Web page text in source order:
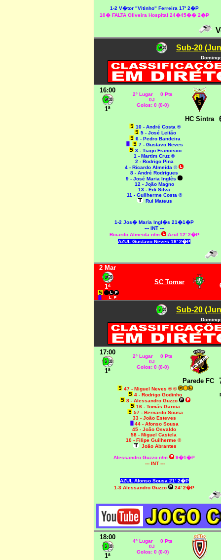
1-2 V�tor "Vitinho" Ferreira 17' 2�P
10� FALTA Oliveira Hospital 24�45�� 2�P
Sub-20
16:00
1ª
2º Lugar 0 Pts
0J
Golos: 0 (0-0)
HC Sintra
10 - André Costa ®
5 - José Leitão
6 - Pedro Bandeira
7 - Gustavo Neves
3 - Tiago Francisco
1 - Martim Cruz ®
2 - Rodrigo Pina
4 - Ricardo Almeida ©
8 - André Rodrigues
9 - José Maria Inglês
12 - João Magno
13 - Édi Silva
11 - Guilherme Costa ®
Rui Mateus
1-2 Jos� Maria Ingl�s 21�1�P
--- INT ---
Ricardo Almeida n/m
Azul 12' 2�P
AZUL Gustavo Neves 18' 2�P
2 Mar
1ª
SC Tomar
Sub-20
17:00
1ª
2º Lugar 0 Pts
0J
Golos: 0 (0-0)
Parede FC
47- Miguel Neves ® ©
4 - Rodrigo Godinho
8 - Alessandro Guzzo
16 - Tomás Garcia
57 - Bernardo Sousa
33 - João Esteves
44 - Afonso Sousa
45 - João Osvaldo
58 - Miguel Castela
10 - Filipe Guilherme ®
João Abrantes
Alessandro Guzzo n/m
9�1�P
--- INT ---
AZUL Afonso Sousa 21' 2�P
1-3 Alessandro Guzzo 24' 2�P
18:00
1ª
4º Lugar 0 Pts
0J
Golos: 0 (0-0)